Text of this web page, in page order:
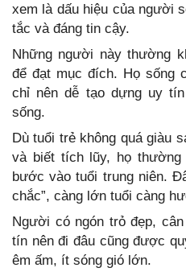
xem là dấu hiệu của người
tắc và đáng tin cậy.
Những người này thường
để đạt mục đích. Họ sống
chỉ nên dễ tạo dựng uy
sống.
Dù tuổi trẻ không quá giàu
và biết tích lũy, họ
bước vào tuổi trung niên.
chắc”, càng lớn tuổi càng
Người có ngón trỏ đẹp,
tín nên đi đâu cũng được
êm ấm, ít sóng gió lớn.